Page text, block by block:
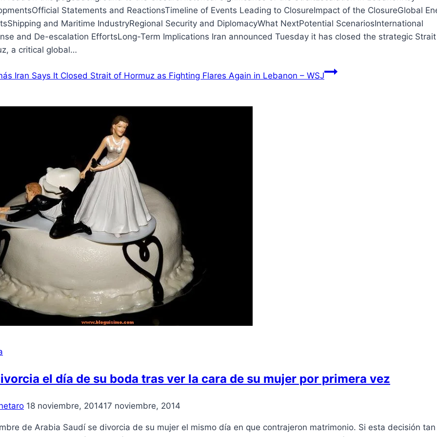
Statements and ReactionsTimeline of Events Leading to ClosureImpact of the ClosureGlobal
and Maritime IndustryRegional Security and DiplomacyWhat NextPotential ScenariosInternational
and De-escalation EffortsLong-Term Implications Iran announced Tuesday it has closed the strategic
a critical global…
Iran Says It Closed Strait of Hormuz as Fighting Flares Again in Lebanon – WSJ
el día de su boda tras ver la cara de su mujer por primera vez
18 noviembre, 201417 noviembre, 2014
de Arabia Saudí se divorcia de su mujer el mismo día en que contrajeron matrimonio. Si esta decisión tan